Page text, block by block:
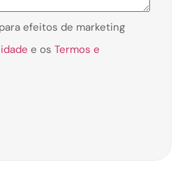
efeitos de marketing
e os Termos e